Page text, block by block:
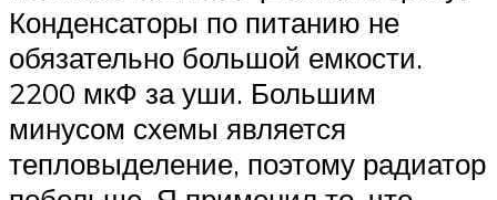
Конденсаторы по питанию не
обязательно большой емкости.
2200 мкФ за уши. Большим
минусом схемы является
тепловыделение, поэтому радиатор